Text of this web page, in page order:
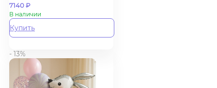
7140₽
В наличии
Купить
- 13%